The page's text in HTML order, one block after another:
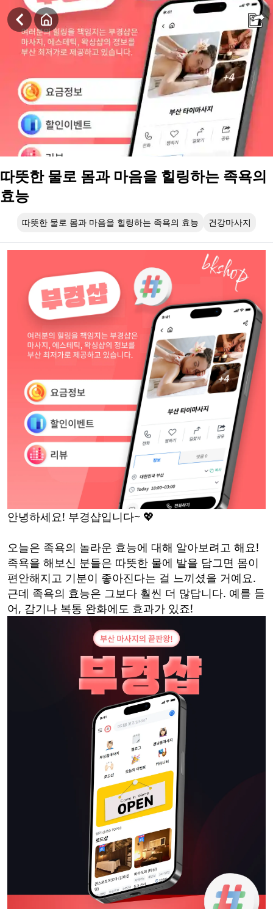
따뜻한 물로 몸과 마음을 힐링하는 족욕의 효능
따뜻한 물로 몸과 마음을 힐링하는 족욕의
효능
따뜻한 물로 몸과 마음을 힐링하는 족욕의 효능 건강마사지
안녕하세요! 부경샵입니다~ 💖
오늘은 족욕의 놀라운 효능에 대해 알아보려고 해요!
족욕을 해보신 분들은 따뜻한 물에 발을 담그면 몸이
편안해지고 기분이 좋아진다는 걸 느끼셨을 거예요.
근데 족욕의 효능은 그보다 훨씬 더 많답니다. 예를 들
어, 감기나 복통 완화에도 효과가 있죠!